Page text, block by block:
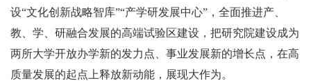
设“文化创新战略智库”“产学研发展中心”，全面推进产、
教、学、研融合发展的高端试验区建设，把研究院建设成为
两所大学开放办学新的发力点、事业发展新的增长点，在高
质量发展的起点上释放新动能，展现大作为。